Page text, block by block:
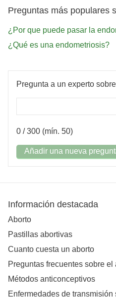
Preguntas más populares
¿Por que puede pasar la
¿Qué es una endometriosis?
Pregunta a un experto
0 / 300 (mín. 50)
Añadir una nueva
Información destacada
Aborto
Pastillas abortivas
Cuanto cuesta un aborto
Preguntas frecuentes sobre el
Métodos anticonceptivos
Enfermedades de transmisión